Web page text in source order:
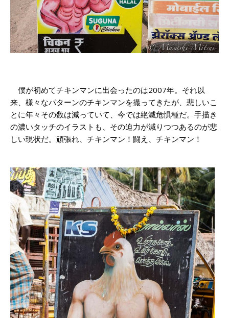
僕が初めてチキンマンに出会ったのは2007年。それ以
来、様々なパターンのチキンマンを撮ってきたが、悲しいこ
とに年々その数は減っていて、今では絶滅危惧種だ。手描き
の濃いタッチのイラストも、その迫力が減りつつあるのが悲
しい現状だ。頑張れ、チキンマン！闘え、チキンマン！